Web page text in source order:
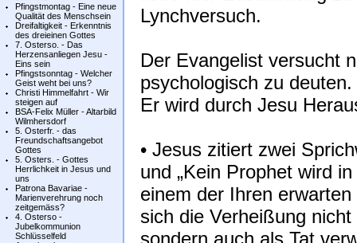
Pfingstmontag - Eine neue
Qualität des Menschsein
Dreifaltigkeit - Erkenntnis
des dreieinen Gottes
7. Osterso. - Das
Herzensanliegen Jesu -
Eins sein
Pfingstsonntag - Welcher
Geist weht bei uns?
Christi Himmelfahrt - Wir
steigen auf
BSA-Felix Müller - Altarbild
Wilmhersdorf
5. Osterfr. - das
Freundschaftsangebot
Gottes
5. Osters. - Gottes
Herrlichkeit in Jesus und
uns
Patrona Bavariae -
Marienverehrung noch
zeitgemäss?
4. Osterso -
Jubelkommunion
Schlüsselfeld
Lynchversuch.
Der Evangelist versucht
psychologisch zu deuten.
Er wird durch Jesu
• Jesus zitiert zwei
und „Kein Prophet wird
einem der Ihren
sich die Verheißung
sondern auch als Tat